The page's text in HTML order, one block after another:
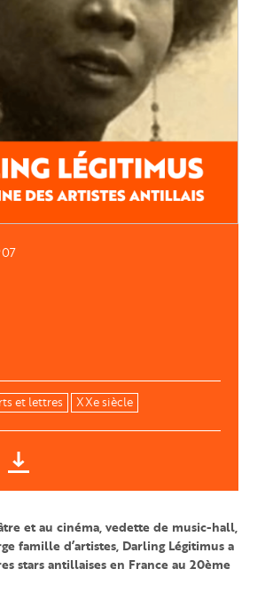
et lettres XXe siècle
et au cinéma, vedette de music-hall,
famille d’artistes, Darling Légitimus a
stars antillaises en France au 20ème